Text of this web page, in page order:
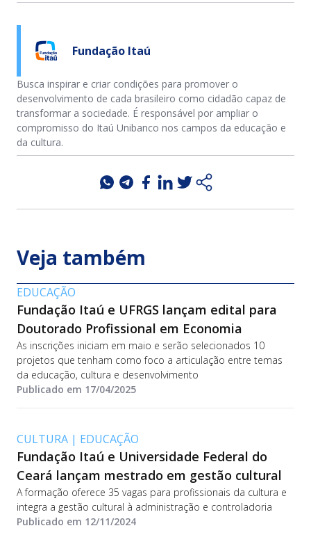
Fundação Itaú
Busca inspirar e criar condições para promover o
desenvolvimento de cada brasileiro como cidadão capaz de
transformar a sociedade. É responsável por ampliar o
compromisso do Itaú Unibanco nos campos da educação e
da cultura.
Veja também
EDUCAÇÃO
Fundação Itaú e UFRGS lançam edital para
Doutorado Profissional em Economia
As inscrições iniciam em maio e serão selecionados 10
projetos que tenham como foco a articulação entre temas
da educação, cultura e desenvolvimento
Publicado em 17/04/2025
CULTURA | EDUCAÇÃO
Fundação Itaú e Universidade Federal do
Ceará lançam mestrado em gestão cultural
A formação oferece 35 vagas para profissionais da cultura e
integra a gestão cultural à administração e controladoria
Publicado em 12/11/2024